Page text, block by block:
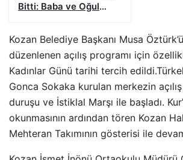
Bitti: Baba ve Oğul
Kozan Belediye Başkanı Musa
düzenlenen açılış programı için
Kadınlar Günü tarihi tercih
Gonca Sokaka kurulan merkezin
duruşu ve İstiklal Marşı ile başladı.
okunmasının ardından tören Kozan
Mehteran Takımının gösterisi ile